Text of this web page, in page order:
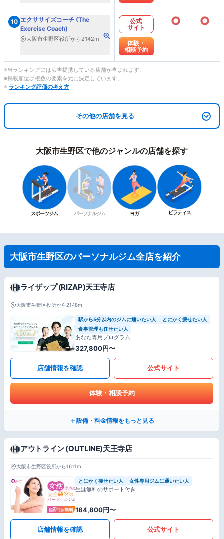
10 エクササイズコーチ (The
Exercise Coach)
大阪市生野区役所から2142m
公式
サイト
体験・
相談予約
○ ○
※当ランキングには広告提携している店舗が含まれます。
※掲載順位は複数の要素を元に決定しています。
※ ランキング評価の考え方
その他の店舗を見る
大阪市生野区で他のジャンルの店舗を探す
スポーツジム パーソナルジム ヨガ ピラティス
大阪市生野区のパーソナルジム全店を紹介
ライザップ (RIZAP)天王寺店
大阪市生野区役所から2148m
駅から5分以内のジムに通いたい人
とにかく痩せたい人
食事管理も任せたい人
あなた専用プログラム
327,800円〜
店舗情報を確認 公式サイト
体験・相談予約
設備・料金情報をもっと見る
アウトライン (OUTLINE)天王寺店
大阪市生野区役所から1611m
とにかく痩せたい人 女性専用ジムに通いたい人
生涯無料のサポート付き
184,800円〜
店舗情報を確認 公式サイト